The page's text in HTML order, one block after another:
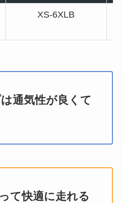
XS-6XLB
通気性が良くて
て快適に走れる